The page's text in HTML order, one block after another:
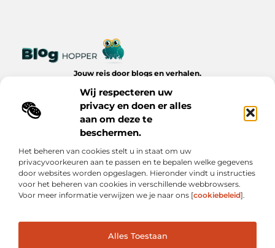
Wij respecteren uw
privacy en doen er alles
aan om deze te
beschermen.
Het beheren van cookies stelt u in staat om uw
privacyvoorkeuren aan te passen en te bepalen welke gegevens
door websites worden opgeslagen. Hieronder vindt u instructies
voor het beheren van cookies in verschillende webbrowsers.
Voor meer informatie verwijzen we je naar ons [cookiebeleid].
Alles Toestaan
Jouw reis door blogs en verhalen.
dagelijks leven op Bloghopper.nl.
Bericht categorie
Onze informatie
Cookiebeleid (EU)